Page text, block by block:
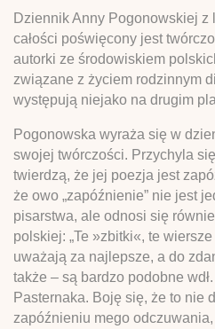
Dziennik Anny Pogonowskiej
całości poświęcony jest
autorki ze środowiskiem
związane z życiem rodzinnym
występują niejako na drugim
Pogonowska wyraża się w
swojej twórczości. Przychyla
twierdzą, że jej poezja jest
że owo „zapóźnienie” nie jest
pisarstwa, ale odnosi się
polskiej: „Te »zbitki«, te
uważają za najlepsze, a do
także – są bardzo podobne
Pasternaka. Boję się, że to nie
zapóźnieniu mego